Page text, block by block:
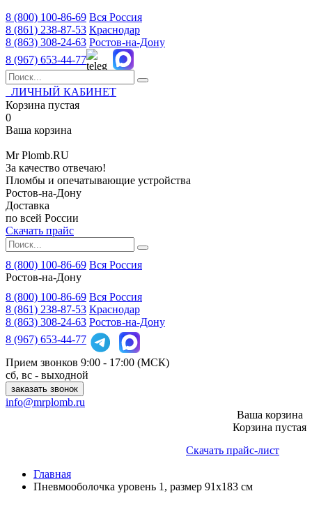
8 (800) 100-86-69 Вся Россия
8 (861) 238-87-53 Краснодар
8 (863) 308-24-63 Ростов-на-Дону
8 (967) 653-44-77
ЛИЧНЫЙ КАБИНЕТ
Корзина пустая
0
Ваша корзина
MrPlomb.RU
За качество отвечаю!
Пломбы и опечатывающие устройства
Ростов-на-Дону
Доставка
по всей России
Скачать прайс
8 (800) 100-86-69 Вся Россия
Ростов-на-Дону
8 (800) 100-86-69 Вся Россия
8 (861) 238-87-53 Краснодар
8 (863) 308-24-63 Ростов-на-Дону
8 (967) 653-44-77
Прием звонков 9:00 - 17:00 (МСК)
сб, вс - выходной
заказать звонок
info@mrplomb.ru
Ваша корзина
Корзина пустая
Скачать прайс-лист
Главная
Пневмооболочка уровень 1, размер 91x183 см